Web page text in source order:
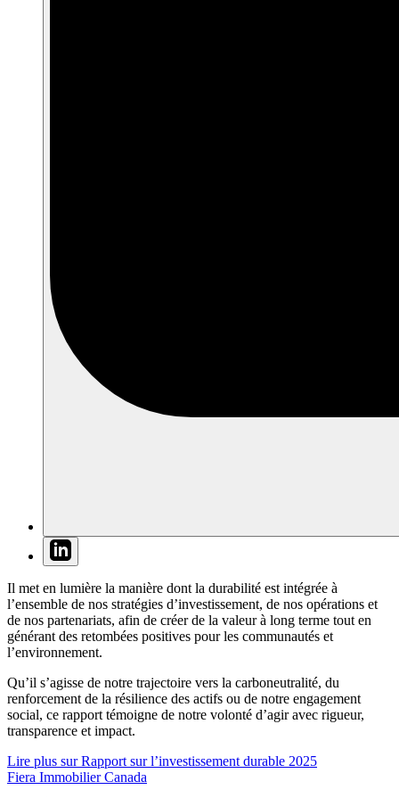
Il met en lumière la manière dont la durabilité est intégrée à
l’ensemble de nos stratégies d’investissement, de nos opérations et
de nos partenariats, afin de créer de la valeur à long terme tout en
générant des retombées positives pour les communautés et
l’environnement.
Qu’il s’agisse de notre trajectoire vers la carboneutralité, du
renforcement de la résilience des actifs ou de notre engagement
social, ce rapport témoigne de notre volonté d’agir avec rigueur,
transparence et impact.
Lire plus sur Rapport sur l’investissement durable 2025
Fiera Immobilier Canada